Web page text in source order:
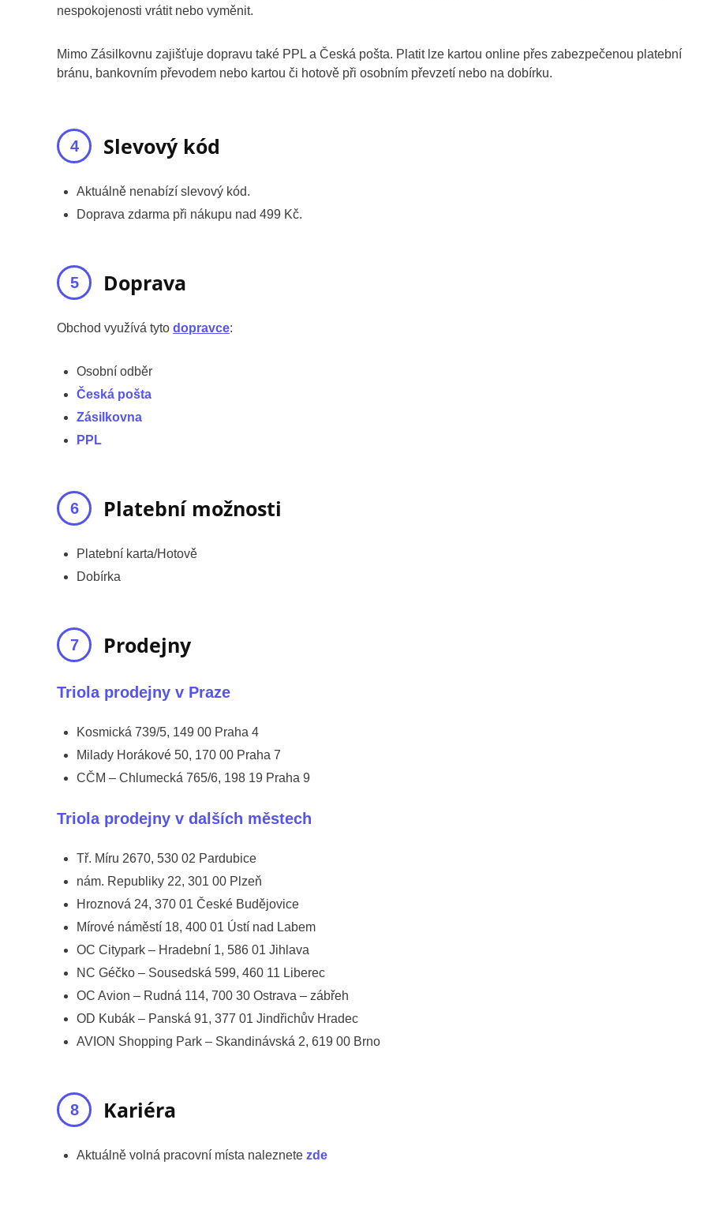
nespokojenosti vrátit nebo vyměnit.
Mimo Zásilkovnu zajišťuje dopravu také PPL a Česká pošta. Platit lze kartou online přes zabezpečenou platební
bránu, bankovním převodem nebo kartou či hotově při osobním převzetí nebo na dobírku.
Slevový kód
Aktuálně nenabízí slevový kód.
Doprava zdarma při nákupu nad 499 Kč.
Doprava
Obchod využívá tyto dopravce:
Osobní odběr
Česká pošta
Zásilkovna
PPL
Platební možnosti
Platební karta/Hotově
Dobírka
Prodejny
Triola prodejny v Praze
Kosmická 739/5, 149 00 Praha 4
Milady Horákové 50, 170 00 Praha 7
CČM – Chlumecká 765/6, 198 19 Praha 9
Triola prodejny v dalších městech
Tř. Míru 2670, 530 02 Pardubice
nám. Republiky 22, 301 00 Plzeň
Hroznová 24, 370 01 České Budějovice
Mírové náměstí 18, 400 01 Ústí nad Labem
OC Citypark – Hradební 1, 586 01 Jihlava
NC Géčko – Sousedská 599, 460 11 Liberec
OC Avion – Rudná 114, 700 30 Ostrava – zábřeh
OD Kubák – Panská 91, 377 01 Jindřichův Hradec
AVION Shopping Park – Skandinávská 2, 619 00 Brno
Kariéra
Aktuálně volná pracovní místa naleznete zde